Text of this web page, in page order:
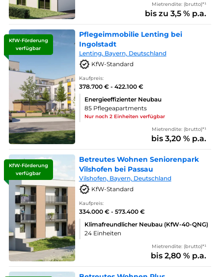
Mietrendite: (brutto)*¹
bis zu 3,5 % p.a.
KfW-Förderung
verfügbar
Pflegeimmobilie Lenting bei
Ingolstadt
Lenting, Bayern, Deutschland
KfW-Standard
Kaufpreis:
378.700 € - 422.100 €
Energieeffizienter Neubau
85 Pflegeapartments
Nur noch 2 Einheiten verfügbar
Mietrendite: (brutto)*¹
bis 3,20 % p.a.
KfW-Förderung
verfügbar
Betreutes Wohnen Seniorenpark
Vilshofen bei Passau
Vilshofen, Bayern, Deutschland
KfW-Standard
Kaufpreis:
334.000 € - 573.400 €
Klimafreundlicher Neubau (KfW-40-QNG)
24 Einheiten
Mietrendite: (brutto)*¹
bis 2,80 % p.a.